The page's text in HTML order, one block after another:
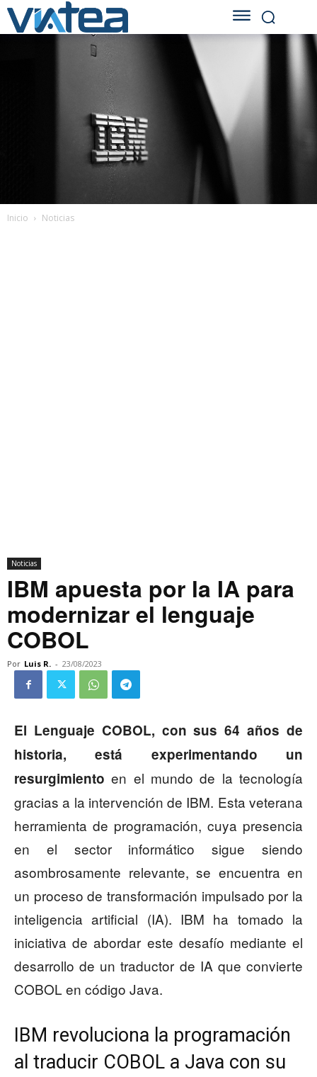
Inicio Noticias
Noticias
IBM apuesta por la IA para
modernizar el lenguaje
COBOL
Por Luis R. - 23/08/2023
El Lenguaje COBOL, con sus 64 años de
historia, está experimentando un
resurgimiento en el mundo de la tecnología
gracias a la intervención de IBM. Esta veterana
herramienta de programación, cuya presencia
en el sector informático sigue siendo
asombrosamente relevante, se encuentra en
un proceso de transformación impulsado por la
inteligencia artificial (IA). IBM ha tomado la
iniciativa de abordar este desafío mediante el
desarrollo de un traductor de IA que convierte
COBOL en código Java.
IBM revoluciona la programación
al traducir COBOL a Java con su